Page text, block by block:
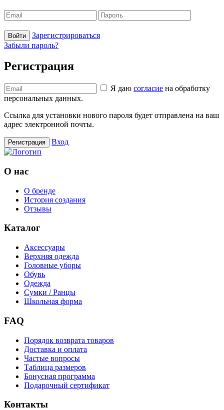
Войти
Зарегистрироваться
Забыли пароль?
Регистрация
Я даю согласие на обработку
персональных данных.
Ссылка для установки нового пароля будет отправлена ​​на ваш
адрес электронной почты.
Регистрация Вход
О нас
О бренде
История создания
Отзывы
Каталог
Аксессуары
Верхняя одежда
Головные уборы
Обувь
Одежда
Сумки / Ранцы
Школьная форма
FAQ
Порядок возврата товаров
Доставка и оплата
Частые вопросы
Таблица размеров
Бонусная программа
Подарочный сертификат
Контакты